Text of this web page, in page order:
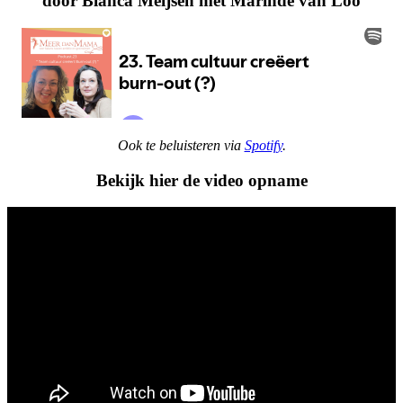
Ook te beluisteren via Spotify.
Bekijk hier de video opname